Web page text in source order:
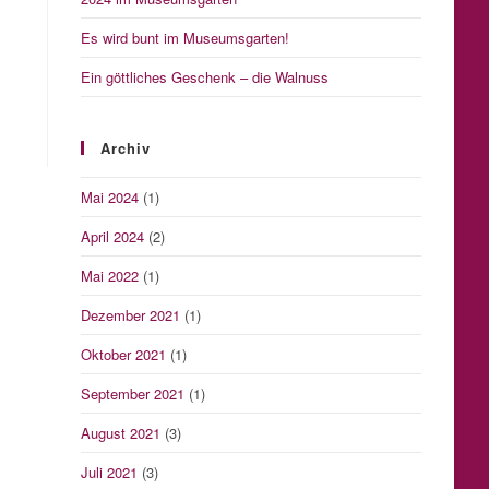
Es wird bunt im Museumsgarten!
Ein göttliches Geschenk – die Walnuss
Archiv
Mai 2024 (1)
April 2024 (2)
Mai 2022 (1)
Dezember 2021 (1)
Oktober 2021 (1)
September 2021 (1)
August 2021 (3)
Juli 2021 (3)